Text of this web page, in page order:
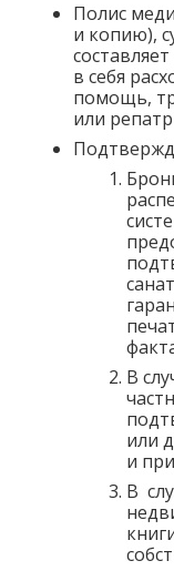
Полис
и копию),
в себя
помощь,
или
В
или
и
В